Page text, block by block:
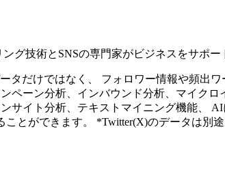
グ技術とSNSの専門家がビジネスをサポー
タだけではなく、 フォロワー情報や頻
ペーン分析、インバウンド分析、マイク
サイト分析、テキストマイニング機能、
とができます。 *Twitter(X)のデータは別途